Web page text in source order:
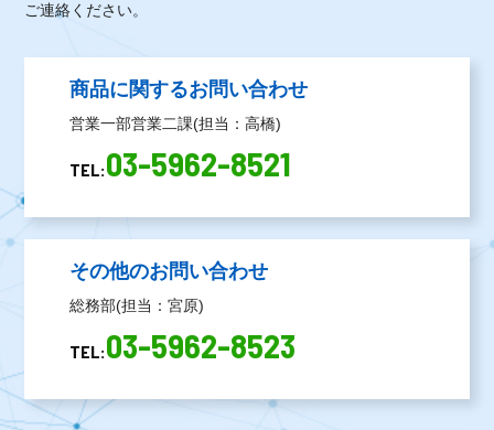
ご連絡ください。
商品に関するお問い合わせ
営業一部営業二課(担当：高橋)
TEL:03-5962-8521
その他のお問い合わせ
総務部(担当：宮原)
TEL:03-5962-8523